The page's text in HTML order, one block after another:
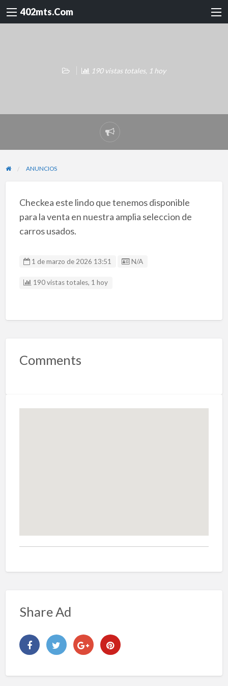
402mts.Com
190 vistas totales, 1 hoy
Reportar
problema
ANUNCIOS
Checkea este lindo que tenemos disponible
para la venta en nuestra amplia seleccion de
carros usados.
1 de marzo de 2026 13:51 Listing ID
N/A
190 vistas totales, 1 hoy
Comments
Share Ad